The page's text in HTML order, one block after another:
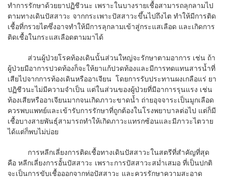
ทำการรักษาด้วยยาปฏิชีวนะ เพราะในบางรายเชื้อสามารถลุกลามไป
ตามทางเดินปัสสาวะ จากกระเพาะปัสสาวะขึ้นไปถึงไต ทำให้มีการติด
เชื้อที่กรวยไตซึ่งอาจทำให้มีการลุกลามเข้าสู่กระแสเลือด และเกิดการ
ติดเชื้อในกระแสเลือดตามมาได้
ส่วนผู้ป่วยโรคท้องเดินนั้นส่วนใหญ่จะรักษาตามอาการ เช่น ถ้า
ผู้ป่วยมีอาการปวดท้องก็จะให้ยาแก้ปวดท้องและมีการทดแทนสารน้ำที่
เสียไปจากการท้องเดินหรืออาเจียน โดยการรับประทานผงเกลือแร่ ยา
ปฏิชีวนะไม่มีความจำเป็น แต่ในส่วนของผู้ป่วยที่มีอาการรุนแรง เช่น
ท้องเสียหรืออาเจียนมากจนเกิดภาวะขาดน้ำ ถ่ายอุจจาระเป็นมูกเลือด
ควรพบแพทย์และเข้ารับการรักษาที่ถูกต้องในโรงพยาบาลต่อไป แต่ก็มี
เชื้อบางสายพันธุ์สามารถทำให้เกิดภาวะแทรกซ้อนและมีภาวะไตวาย
ได้แต่ก็พบไม่บ่อย
การหลีกเลี่ยงการติดเชื้อทางเดินปัสสาวะในสตรีที่สำคัญที่สุด
คือ หลีกเลี่ยงการอั้นปัสสาวะ เพราะการปัสสาวะสม่ำเสมอ ที่เป็นปกติ
จะเป็นการขับเชื้อออกจากท่อปัสสาวะ และควรรักษาความสะอาด